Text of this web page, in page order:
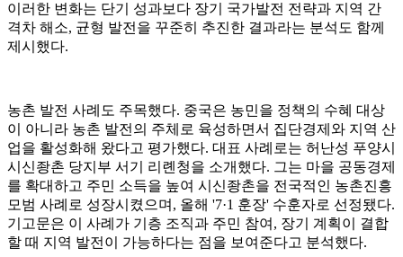
이러한 변화는 단기 성과보다 장기 국가발전 전략과 지역 간
격차 해소, 균형 발전을 꾸준히 추진한 결과라는 분석도 함께
제시했다.
농촌 발전 사례도 주목했다. 중국은 농민을 정책의 수혜 대상
이 아니라 농촌 발전의 주체로 육성하면서 집단경제와 지역 산
업을 활성화해 왔다고 평가했다. 대표 사례로는 허난성 푸양시
시신좡촌 당지부 서기 리롄청을 소개했다. 그는 마을 공동경제
를 확대하고 주민 소득을 높여 시신좡촌을 전국적인 농촌진흥
모범 사례로 성장시켰으며, 올해 '7·1 훈장' 수훈자로 선정됐다.
기고문은 이 사례가 기층 조직과 주민 참여, 장기 계획이 결합
할 때 지역 발전이 가능하다는 점을 보여준다고 분석했다.